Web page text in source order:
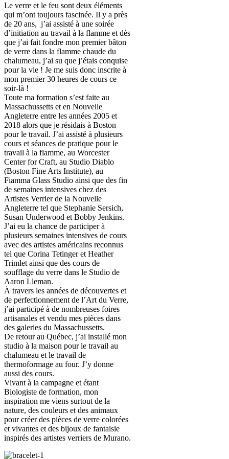
Le verre et le feu sont deux éléments
qui m’ont toujours fascinée. Il y a près
de 20 ans, j’ai assisté à une soirée
d’initiation au travail à la flamme et dès
que j’ai fait fondre mon premier bâton
de verre dans la flamme chaude du
chalumeau, j’ai su que j’étais conquise
pour la vie ! Je me suis donc inscrite à
mon premier 30 heures de cours ce
soir-là !
Toute ma formation s’est faite au
Massachussetts et en Nouvelle
Angleterre entre les années 2005 et
2018 alors que je résidais à Boston
pour le travail. J’ai assisté à plusieurs
cours et séances de pratique pour le
travail à la flamme, au Worcester
Center for Craft, au Studio Diablo
(Boston Fine Arts Institute), au
Fiamma Glass Studio ainsi que des fin
de semaines intensives chez des
Artistes Verrier de la Nouvelle
Angleterre tel que Stephanie Sersich,
Susan Underwood et Bobby Jenkins.
J’ai eu la chance de participer à
plusieurs semaines intensives de cours
avec des artistes américains reconnus
tel que Corina Tetinger et Heather
Trimlet ainsi que des cours de
soufflage du verre dans le Studio de
Aaron Lleman.
À travers les années de découvertes et
de perfectionnement de l’Art du Verre,
j’ai participé à de nombreuses foires
artisanales et vendu mes pièces dans
des galeries du Massachussetts.
De retour au Québec, j’ai installé mon
studio à la maison pour le travail au
chalumeau et le travail de
thermoformage au four. J’y donne
aussi des cours.
Vivant à la campagne et étant
Biologiste de formation, mon
inspiration me viens surtout de la
nature, des couleurs et des animaux
pour créer des pièces de verre colorées
et vivantes et des bijoux de fantaisie
inspirés des artistes verriers de Murano.